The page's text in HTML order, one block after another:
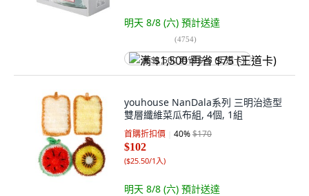
明天 8/8 (六) 預計送達
(4754)
满 $1,500 再省 $75 (王道卡)
youhouse NanDala系列 三明治造型
雙層纖維菜瓜布組, 4個, 1組
首購折扣價 40%$170
$102
($25.50/1入)
明天 8/8 (六) 預計送達